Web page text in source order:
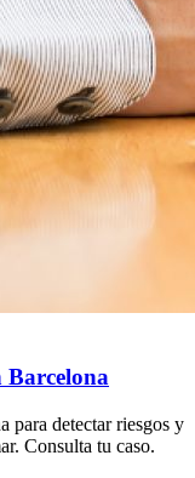
Barcelona
para detectar riesgos y
Consulta tu caso.